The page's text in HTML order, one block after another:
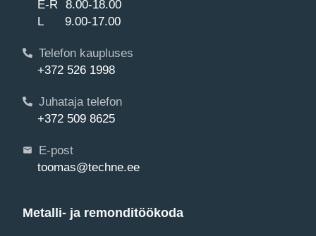
E-R 8.00-18.00
L 9.00-17.00
Telefon kaupluses
+372 526 1998
Juhataja telefon
+372 509 8625
E-post
toomas@techne.ee
Metalli- ja remonditöökoda